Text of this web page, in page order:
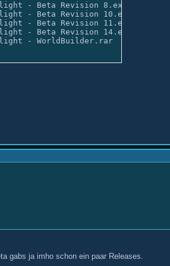
- Beta Revision 8.exe
- Beta Revision 10.exe
- Beta Revision 11.exe
- Beta Revision 14.exe
- WorldBuilder.rar
gabs ja imho schon ein paar Releases.